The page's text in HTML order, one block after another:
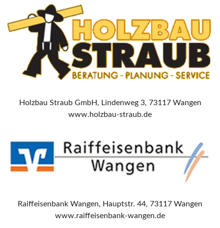
Holzbau Straub GmbH, Lindenweg 3, 73117 Wangen
www.holzbau-straub.de
Raiffeisenbank Wangen, Hauptstr. 44, 73117 Wangen
www.raiffeisenbank-wangen.de